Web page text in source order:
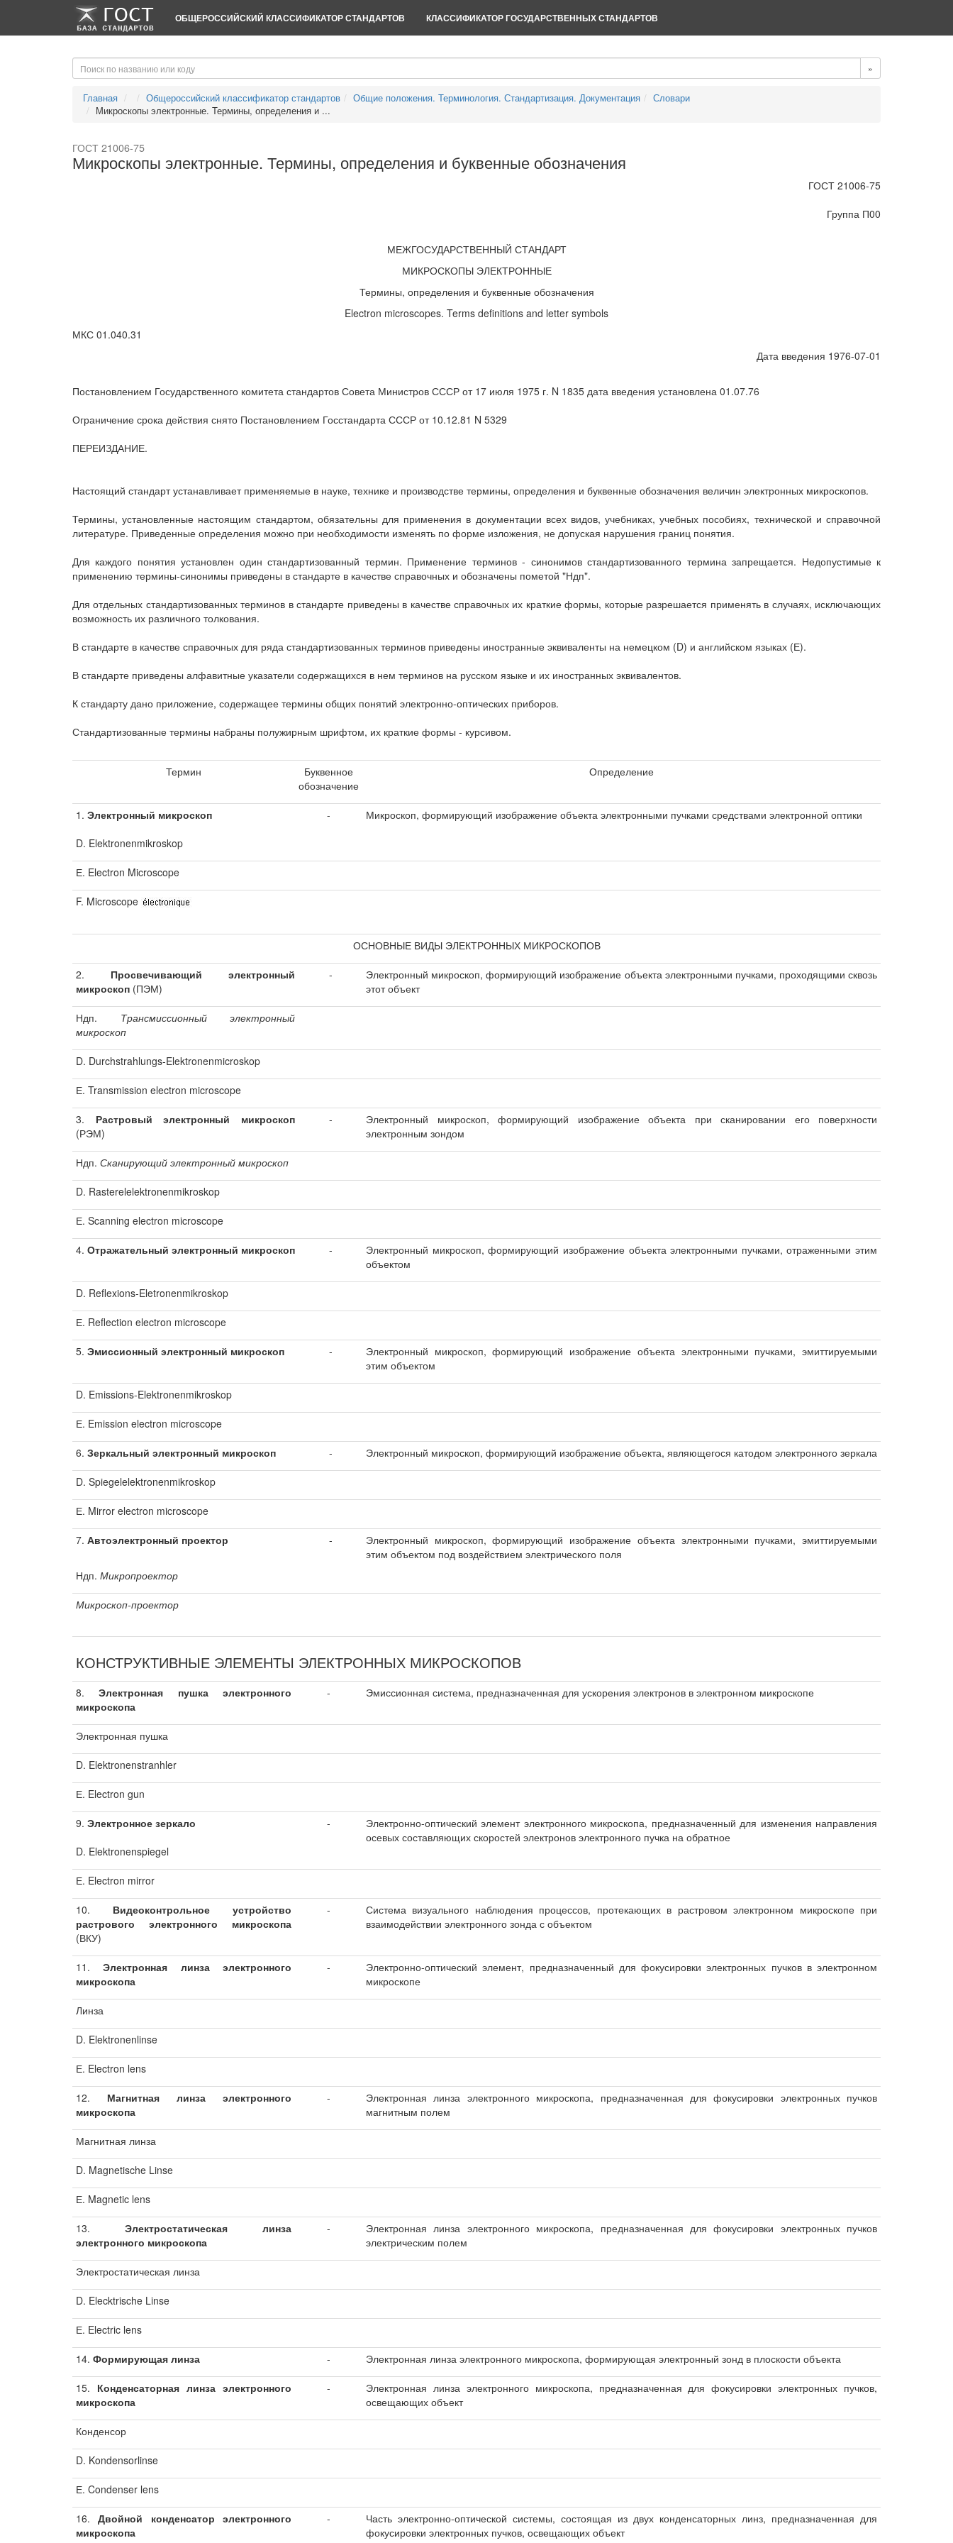
ОБЩЕРОССИЙСКИЙ КЛАССИФИКАТОР СТАНДАРТОВ КЛАССИФИКАТОР ГОСУДАРСТВЕННЫХ СТАНДАРТОВ
»
Главная Общероссийский классификатор стандартов Общие положения. Терминология. Стандартизация. Документация
Словари
Микроскопы электронные. Термины, определения и ...
ГОСТ 21006-75
Микроскопы электронные. Термины, определения и буквенные обозначения
ГОСТ 21006-75
Группа П00
МЕЖГОСУДАРСТВЕННЫЙ СТАНДАРТ
МИКРОСКОПЫ ЭЛЕКТРОННЫЕ
Термины, определения и буквенные обозначения
Electron microscopes. Terms definitions and letter symbols
МКС 01.040.31
Дата введения 1976-07-01
Постановлением Государственного комитета стандартов Совета Министров СССР от 17 июля 1975 г. N 1835 дата введения установлена 01.07.76
Ограничение срока действия снято Постановлением Госстандарта СССР от 10.12.81 N 5329
ПЕРЕИЗДАНИЕ.
Настоящий стандарт устанавливает применяемые в науке, технике и производстве термины, определения и буквенные обозначения величин электронных микроскопов.
Термины, установленные настоящим стандартом, обязательны для применения в документации всех видов, учебниках, учебных пособиях, технической и справочной
литературе. Приведенные определения можно при необходимости изменять по форме изложения, не допуская нарушения границ понятия.
Для каждого понятия установлен один стандартизованный термин. Применение терминов - синонимов стандартизованного термина запрещается. Недопустимые к
применению термины-синонимы приведены в стандарте в качестве справочных и обозначены пометой "Ндп".
Для отдельных стандартизованных терминов в стандарте приведены в качестве справочных их краткие формы, которые разрешается применять в случаях, исключающих
возможность их различного толкования.
В стандарте в качестве справочных для ряда стандартизованных терминов приведены иностранные эквиваленты на немецком (D) и английском языках (Е).
В стандарте приведены алфавитные указатели содержащихся в нем терминов на русском языке и их иностранных эквивалентов.
К стандарту дано приложение, содержащее термины общих понятий электронно-оптических приборов.
Стандартизованные термины набраны полужирным шрифтом, их краткие формы - курсивом.
Термин
Буквенное
обозначение
Определение
1. Электронный микроскоп
D. Elektronenmikroskop
- Микроскоп, формирующий изображение объекта электронными пучками средствами электронной оптики
Е. Electron Microscope
F. Microscope
ОСНОВНЫЕ ВИДЫ ЭЛЕКТРОННЫХ МИКРОСКОПОВ
2. Просвечивающий электронный
микроскоп (ПЭМ)
-
Электронный микроскоп, формирующий изображение объекта электронными пучками, проходящими сквозь
этот объект
Ндп. Трансмиссионный электронный
микроскоп
D. Durchstrahlungs-Elektronenmicroskop
Е. Transmission electron microscope
3. Растровый электронный микроскоп
(РЭМ)
-
Электронный микроскоп, формирующий изображение объекта при сканировании его поверхности
электронным зондом
Ндп. Сканирующий электронный микроскоп
D. Rasterelelektronenmikroskop
Е. Scanning electron microscope
4. Отражательный электронный микроскоп -
Электронный микроскоп, формирующий изображение объекта электронными пучками, отраженными этим
объектом
D. Reflexions-Eletronenmikroskop
Е. Reflection electron microscope
5. Эмиссионный электронный микроскоп -
Электронный микроскоп, формирующий изображение объекта электронными пучками, эмиттируемыми
этим объектом
D. Emissions-Elektronenmikroskop
Е. Emission electron microscope
6. Зеркальный электронный микроскоп - Электронный микроскоп, формирующий изображение объекта, являющегося катодом электронного зеркала
D. Spiegelelektronenmikroskop
Е. Mirror electron microscope
7. Автоэлектронный проектор
Ндп. Микропроектор
-
Электронный микроскоп, формирующий изображение объекта электронными пучками, эмиттируемыми
этим объектом под воздействием электрического поля
Микроскоп-проектор
КОНСТРУКТИВНЫЕ ЭЛЕМЕНТЫ ЭЛЕКТРОННЫХ МИКРОСКОПОВ
8.Электронная пушка электронного
микроскопа
- Эмиссионная система, предназначенная для ускорения электронов в электронном микроскопе
Электронная пушка
D. Elektronenstranhler
Е. Electron gun
9. Электронное зеркало
D. Elektronenspiegel
-
Электронно-оптический элемент электронного микроскопа, предназначенный для изменения направления
осевых составляющих скоростей электронов электронного пучка на обратное
Е. Electron mirror
10. Видеоконтрольное устройство
растрового электронного микроскопа
(ВКУ)
-
Система визуального наблюдения процессов, протекающих в растровом электронном микроскопе при
взаимодействии электронного зонда с объектом
11.Электронная линза электронного
микроскопа
-
Электронно-оптический элемент, предназначенный для фокусировки электронных пучков в электронном
микроскопе
Линза
D. Elektronenlinse
Е. Electron lens
12. Магнитная линза электронного
микроскопа
-
Электронная линза электронного микроскопа, предназначенная для фокусировки электронных пучков
магнитным полем
Магнитная линза
D. Magnetische Linse
Е. Magnetic lens
13. Электростатическая линза
электронного микроскопа
-
Электронная линза электронного микроскопа, предназначенная для фокусировки электронных пучков
электрическим полем
Электростатическая линза
D. Elecktrische Linse
Е. Electric lens
14. Формирующая линза - Электронная линза электронного микроскопа, формирующая электронный зонд в плоскости объекта
15. Конденсаторная линза электронного
микроскопа
-
Электронная линза электронного микроскопа, предназначенная для фокусировки электронных пучков,
освещающих объект
Конденсор
D. Kondensorlinse
Е. Condenser lens
16.Двойной конденсатор электронного
микроскопа
-
Часть электронно-оптической системы, состоящая из двух конденсаторных линз, предназначенная для
фокусировки электронных пучков, освещающих объект